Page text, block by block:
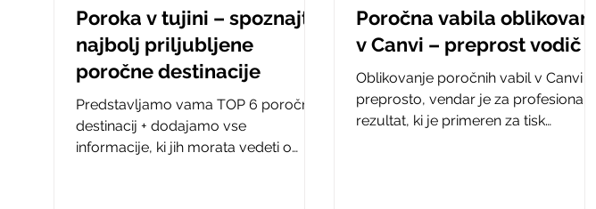
Poroka v tujini – spoznajta
najbolj priljubljene
poročne destinacije
Predstavljamo vama TOP 6 poročnih
destinacij + dodajamo vse
informacije, ki jih morata vedeti o
Poročna vabila oblikovana
v Canvi – preprost vodič
Oblikovanje poročnih vabil v Canvi je
preprosto, vendar je za profesionalen
rezultat, ki je primeren za tisk